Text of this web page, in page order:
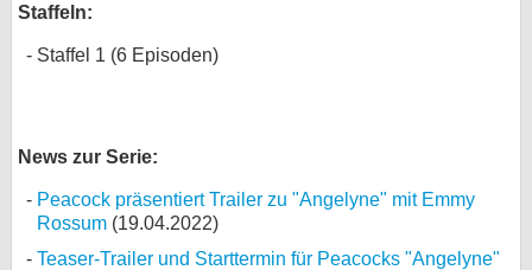
Staffeln:
Staffel 1 (6 Episoden)
News zur Serie:
Peacock präsentiert Trailer zu "Angelyne" mit Emmy
Rossum (19.04.2022)
Teaser-Trailer und Starttermin für Peacocks "Angelyne"
Cookie-Einstellungen
Impressum